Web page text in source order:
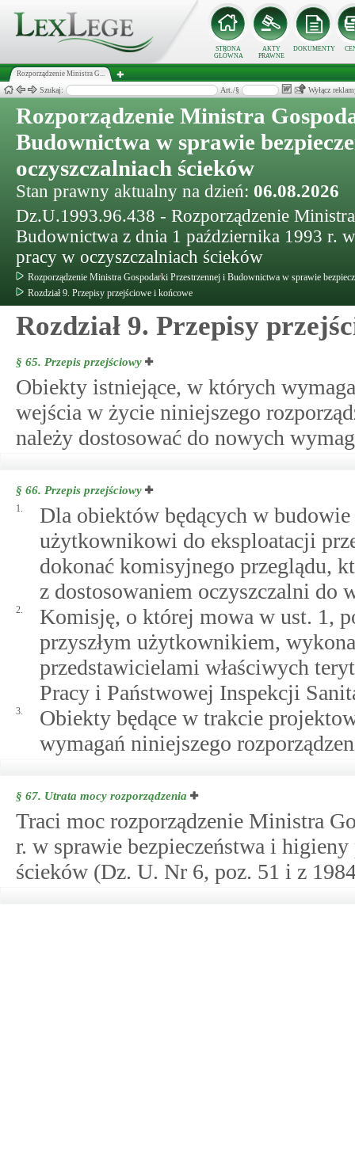
STRONA
GŁÓWNA
AKTY
PRAWNE
DOKUMENTY
Rozporządzenie Ministra G...
Szukaj: Art./§ Wyłącz
Rozporządzenie Ministra
Budownictwa w sprawie
oczyszczalniach ścieków
Stan prawny aktualny na dzień: 06.08.2026
Dz.U.1993.96.438 - Rozporządzenie
Budownictwa z dnia 1 października 1993 r.
pracy w oczyszczalniach ścieków
Rozporządzenie Ministra Gospodarki Przestrzennej i Budownictwa w sprawie
Rozdział 9. Przepisy przejściowe i końcowe
Rozdział 9. Przepisy
§ 65. Przepis przejściowy
Obiekty istniejące, w których
wejścia w życie niniejszego
należy dostosować do nowych
§ 66. Przepis przejściowy
1.
Dla obiektów będących w
użytkownikowi do eksploatacji
dokonać komisyjnego przeglądu,
z dostosowaniem oczyszczalni do
2.
Komisję, o której mowa w ust. 1,
przyszłym użytkownikiem,
przedstawicielami właściwych
Pracy i Państwowej Inspekcji
3.
Obiekty będące w trakcie
wymagań niniejszego
§ 67. Utrata mocy rozporządzenia
Traci moc rozporządzenie Ministra
r. w sprawie bezpieczeństwa i
ścieków (Dz. U. Nr 6, poz. 51 i z